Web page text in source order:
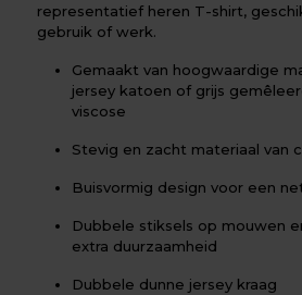
representatief heren T-shirt,
gebruik of werk.
Gemaakt van hoogwaardige
jersey katoen of grijs
viscose
Stevig en zacht materiaal van
Buisvormig design voor een
Dubbele stiksels op mouwen
extra duurzaamheid
Dubbele dunne jersey kraag